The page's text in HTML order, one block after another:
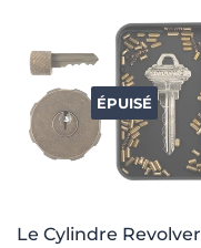
ÉPUISÉ
Le Cylindre Revolver